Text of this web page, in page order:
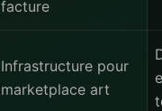
facture
Infrastructure pour
marketplace art